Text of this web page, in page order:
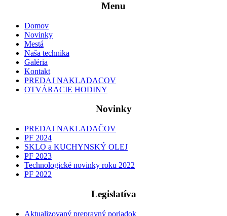
Menu
Domov
Novinky
Mestá
Naša technika
Galéria
Kontakt
PREDAJ NAKLADACOV
OTVÁRACIE HODINY
Novinky
PREDAJ NAKLADAČOV
PF 2024
SKLO a KUCHYNSKÝ OLEJ
PF 2023
Technologické novinky roku 2022
PF 2022
Legislatíva
Aktualizovaný prepravný poriadok